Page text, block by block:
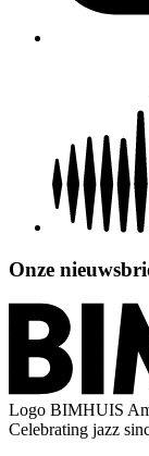
Onze
Logo BIMHUIS
Celebrating jazz